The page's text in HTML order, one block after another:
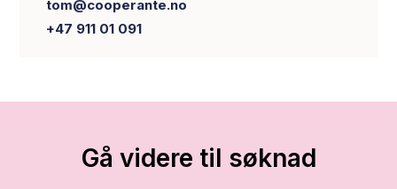
tom@cooperante.no
+47 911 01 091
Gå videre til søknad